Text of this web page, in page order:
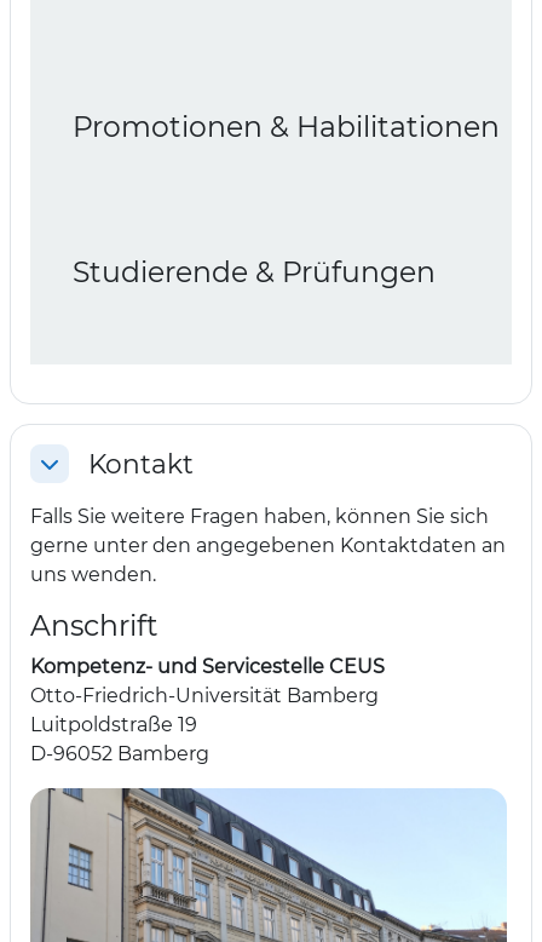
Promotionen & Habilitationen
Studierende & Prüfungen
Einklappen
Kontakt
Falls Sie weitere Fragen haben, können Sie sich
gerne unter den angegebenen Kontaktdaten an
uns wenden.
Anschrift
Kompetenz- und Servicestelle CEUS
Otto-Friedrich-Universität Bamberg
Luitpoldstraße 19
D-96052 Bamberg